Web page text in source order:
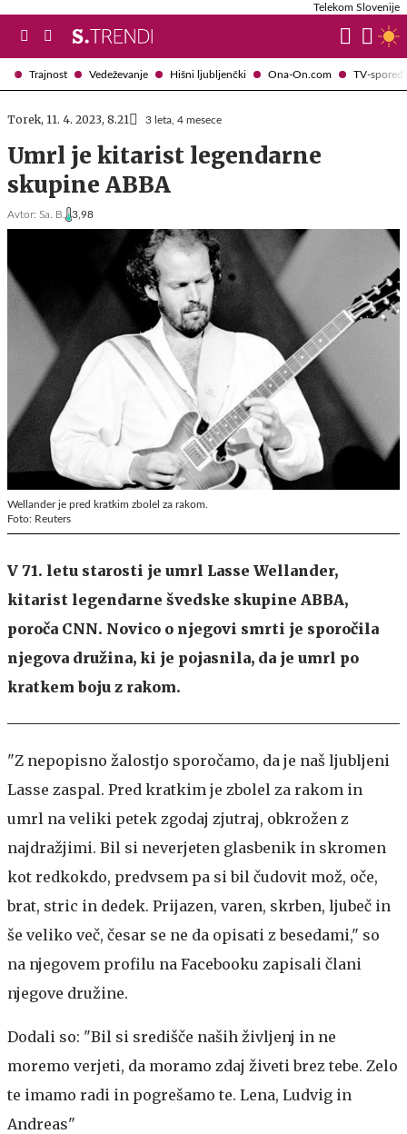
Trajnost Vedeževanje Hišni ljubljenčki Ona-On.com TV-spored
Telekom Slovenije
Torek, 11. 4. 2023, 8.21 3 leta, 4 mesece
Umrl je kitarist legendarne
skupine ABBA
Avtor: Sa. B. 3,98
Wellander je pred kratkim zbolel za rakom.
Foto: Reuters
V 71. letu starosti je umrl Lasse Wellander,
kitarist legendarne švedske skupine ABBA,
poroča CNN. Novico o njegovi smrti je sporočila
njegova družina, ki je pojasnila, da je umrl po
kratkem boju z rakom.
"Z nepopisno žalostjo sporočamo, da je naš ljubljeni
Lasse zaspal. Pred kratkim je zbolel za rakom in
umrl na veliki petek zgodaj zjutraj, obkrožen z
najdražjimi. Bil si neverjeten glasbenik in skromen
kot redkokdo, predvsem pa si bil čudovit mož, oče,
brat, stric in dedek. Prijazen, varen, skrben, ljubeč in
še veliko več, česar se ne da opisati z besedami," so
na njegovem profilu na Facebooku zapisali člani
njegove družine.
Dodali so: "Bil si središče naših življenj in ne
moremo verjeti, da moramo zdaj živeti brez tebe. Zelo
te imamo radi in pogrešamo te. Lena, Ludvig in
Andreas"